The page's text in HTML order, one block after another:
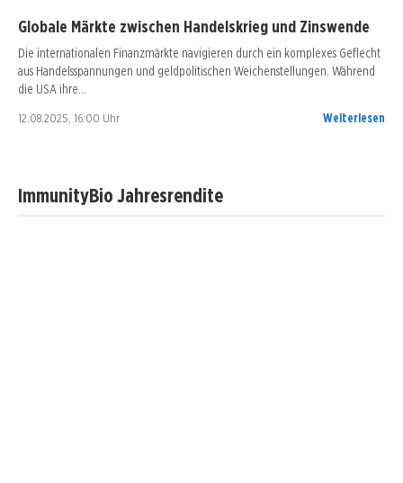
Globale Märkte zwischen Handelskrieg und Zinswende
Die internationalen Finanzmärkte navigieren durch ein komplexes Geflecht
aus Handelsspannungen und geldpolitischen Weichenstellungen. Während
die USA ihre…
12.08.2025, 16:00 Uhr Weiterlesen
ImmunityBio Jahresrendite